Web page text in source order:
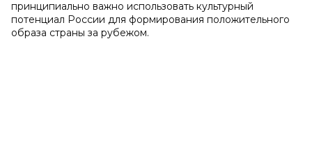
принципиально важно использовать культурный
потенциал России для формирования положительного
образа страны за рубежом.